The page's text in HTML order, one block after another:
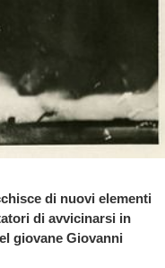
di nuovi elementi
di avvicinarsi in
giovane Giovanni